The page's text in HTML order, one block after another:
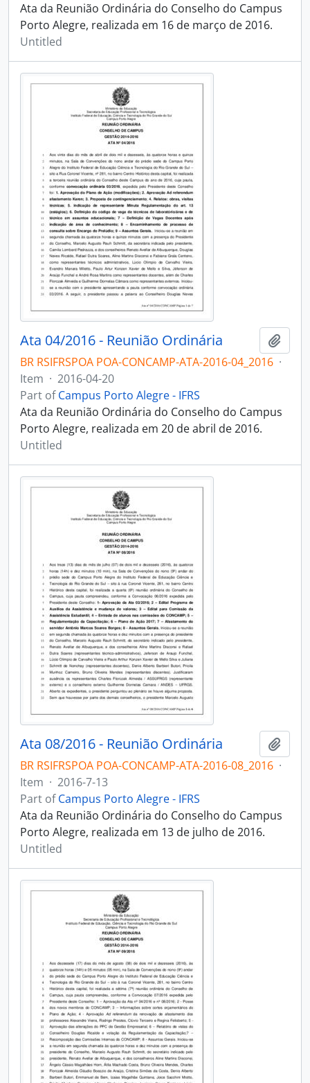
Ata da Reunião Ordinária do Conselho do Campus
Porto Alegre, realizada em 16 de março de 2016.
Untitled
Ata 04/2016 - Reunião Ordinária
BR RSIFRSPOA POA-CONCAMP-ATA-2016-04_2016 ·
Item · 2016-04-20
Part ofCampus Porto Alegre - IFRS
Ata da Reunião Ordinária do Conselho do Campus
Porto Alegre, realizada em 20 de abril de 2016.
Untitled
Ata 08/2016 - Reunião Ordinária
BR RSIFRSPOA POA-CONCAMP-ATA-2016-08_2016 ·
Item · 2016-7-13
Part ofCampus Porto Alegre - IFRS
Ata da Reunião Ordinária do Conselho do Campus
Porto Alegre, realizada em 13 de julho de 2016.
Untitled